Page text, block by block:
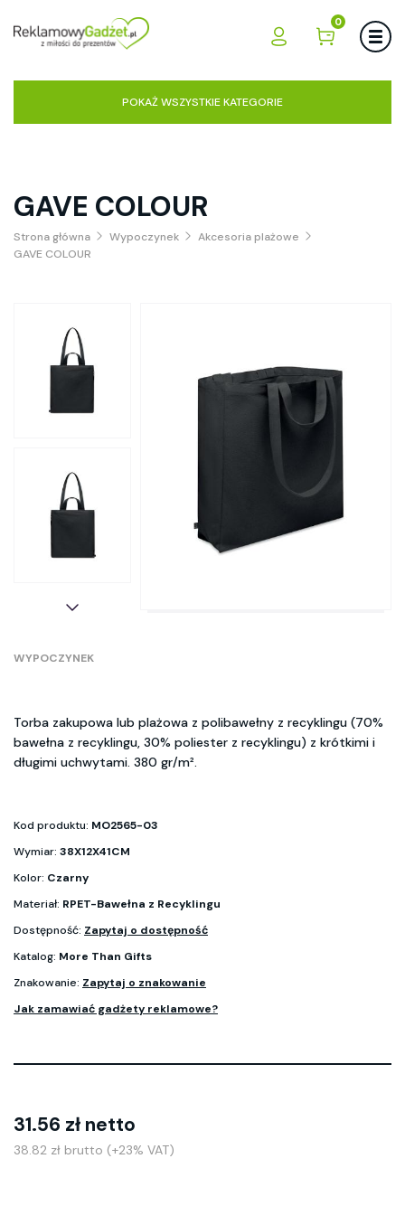
0
POKAŻ WSZYSTKIE KATEGORIE
GAVE COLOUR
Strona główna Wypoczynek
Akcesoria plażowe
GAVE COLOUR
WYPOCZYNEK
Torba zakupowa lub plażowa z polibawełny z recyklingu (70%
bawełna z recyklingu, 30% poliester z recyklingu) z krótkimi i
długimi uchwytami. 380 gr/m².
Kod produktu: MO2565-03
Wymiar: 38X12X41CM
Kolor: Czarny
Materiał: RPET-Bawełna z Recyklingu
Dostępność: Zapytaj o dostępność
Katalog: More Than Gifts
Znakowanie: Zapytaj o znakowanie
Jak zamawiać gadżety reklamowe?
31.56 zł netto
38.82 zł brutto (+23% VAT)